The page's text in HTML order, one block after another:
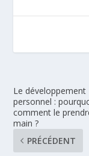
Le développement
personnel :
comment le
main ?
PRÉCÉDENT